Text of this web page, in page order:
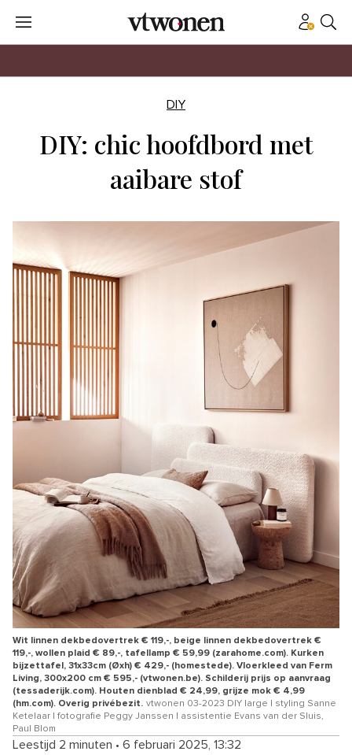
DIY
DIY: chic hoofdbord met
aaibare stof
Wit linnen dekbedovertrek € 119,-, beige linnen dekbedovertrek €
119,-, wollen plaid € 89,-, tafellamp € 59,99 (zarahome.com). Kurken
bijzettafel, 31x33cm (Øxh) € 429,- (homestede). Vloerkleed van Ferm
Living, 300x200 cm € 595,- (vtwonen.be). Schilderij prijs op aanvraag
(tessaderijk.com). Houten dienblad € 24,99, grijze mok € 4,99
(hm.com). Overig privébezit. vtwonen 03-2023 DIY large | styling Sanne
Ketelaar | fotografie Peggy Janssen | assistentie Evans van der Sluis,
Paul Blom
Leestijd 2 minuten • 6 februari 2025, 13:32